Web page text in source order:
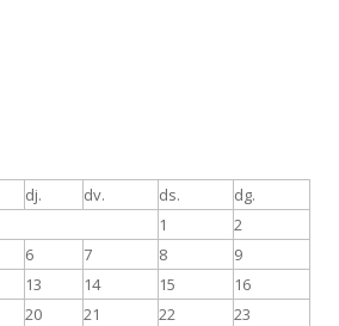
dj. dv. ds. dg.
1
2
6 7 8
9
13 14 15
16
20 21 22
23